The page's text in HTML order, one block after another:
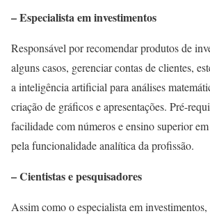
– Especialista em investimentos
Responsável por recomendar produtos de
alguns casos, gerenciar contas de clientes,
a inteligência artificial para análises
criação de gráficos e apresentações. Pré-
facilidade com números e ensino superior
pela funcionalidade analítica da profissão.
– Cientistas e pesquisadores
Assim como o especialista em